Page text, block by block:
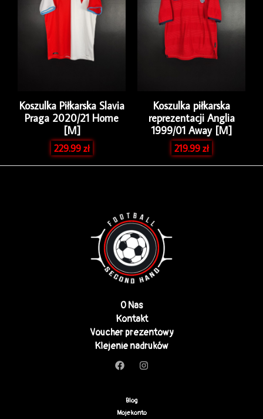
Koszulka Piłkarska Slavia
Praga 2020/21 Home
[M]
229.99zł
Koszulka piłkarska
reprezentacji Anglia
1999/01 Away [M]
219.99zł
O Nas
Kontakt
Voucher prezentowy
Klejenie nadruków
Blog
Moje konto